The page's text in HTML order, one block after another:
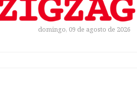
domingo, 09 de agosto de 2026